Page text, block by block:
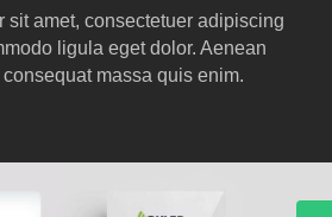
sit amet, consectetuer adipiscing
ligula eget dolor. Aenean
massa quis enim.